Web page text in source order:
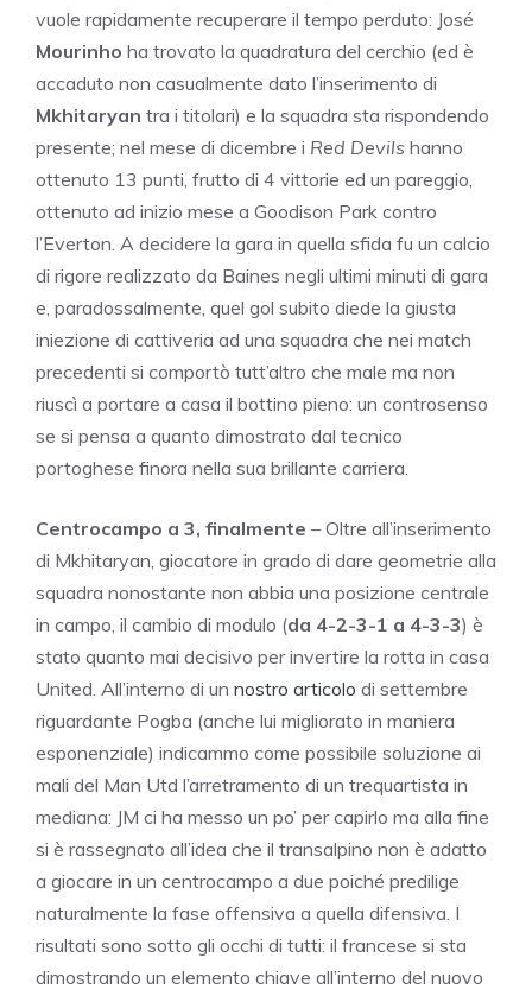
vuole rapidamente recuperare il tempo perduto: José
Mourinho ha trovato la quadratura del cerchio (ed è
accaduto non casualmente dato l’inserimento di
Mkhitaryan tra i titolari) e la squadra sta rispondendo
presente; nel mese di dicembre i Red Devils hanno
ottenuto 13 punti, frutto di 4 vittorie ed un pareggio,
ottenuto ad inizio mese a Goodison Park contro
l’Everton. A decidere la gara in quella sfida fu un calcio
di rigore realizzato da Baines negli ultimi minuti di gara
e, paradossalmente, quel gol subito diede la giusta
iniezione di cattiveria ad una squadra che nei match
precedenti si comportò tutt’altro che male ma non
riuscì a portare a casa il bottino pieno: un controsenso
se si pensa a quanto dimostrato dal tecnico
portoghese finora nella sua brillante carriera.
Centrocampo a 3, finalmente – Oltre all’inserimento
di Mkhitaryan, giocatore in grado di dare geometrie alla
squadra nonostante non abbia una posizione centrale
in campo, il cambio di modulo (da 4-2-3-1 a 4-3-3) è
stato quanto mai decisivo per invertire la rotta in casa
United. All’interno di un nostro articolo di settembre
riguardante Pogba (anche lui migliorato in maniera
esponenziale) indicammo come possibile soluzione ai
mali del Man Utd l’arretramento di un trequartista in
mediana: JM ci ha messo un po’ per capirlo ma alla fine
si è rassegnato all’idea che il transalpino non è adatto
a giocare in un centrocampo a due poiché predilige
naturalmente la fase offensiva a quella difensiva. I
risultati sono sotto gli occhi di tutti: il francese si sta
dimostrando un elemento chiave all’interno del nuovo